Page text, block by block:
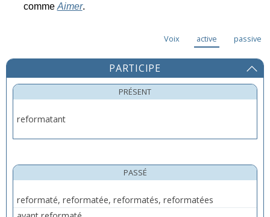
comme Aimer.
Voix active passive
PARTICIPE
PRÉSENT
reformatant
PASSÉ
reformaté, reformatée, reformatés, reformatées